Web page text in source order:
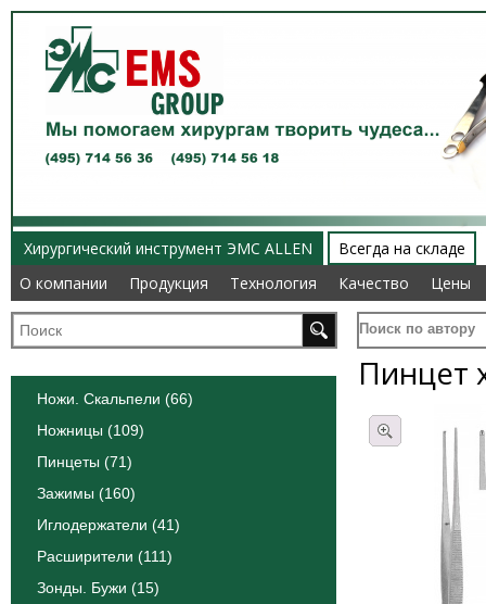
Хирургический инструмент ЭМС ALLEN
О компании
Продукция Технология Качество Цены
Всегда на складе
О компании
Продукция Технология Качество Цены
Поиск по автору
Ножи. Скальпели (66)
Ножницы (109)
Пинцеты (71)
Зажимы (160)
Иглодержатели (41)
Расширители (111)
Зонды. Бужи (15)
Пинцет